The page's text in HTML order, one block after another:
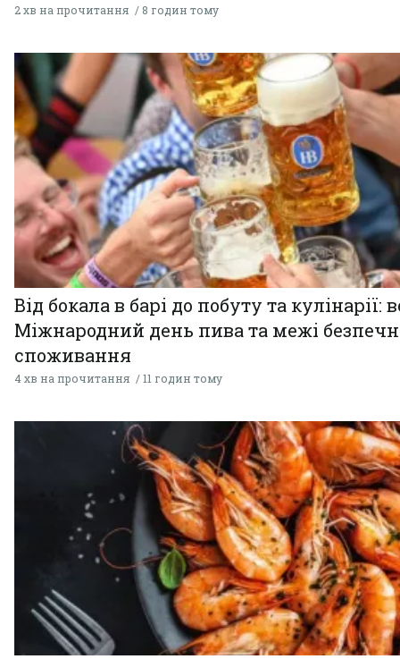
2 хв на прочитання 8 годин тому
Від бокала в барі до побуту та кулінарії:
Міжнародний день пива та межі
споживання
4 хв на прочитання 11 годин тому